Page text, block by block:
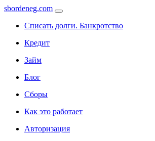
sbordeneg.com
Списать долги. Банкротство
Кредит
Займ
Блог
Сборы
Как это работает
Авторизация